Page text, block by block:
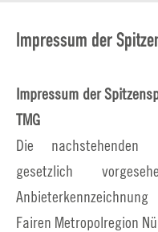
Impressum der
Impressum der
TMG
Die nachstehenden
gesetzlich
Fairen Metropolregion